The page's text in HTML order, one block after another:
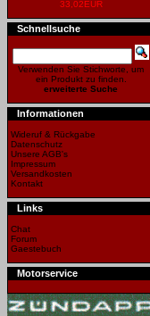
33,02EUR
Schnellsuche
Verwenden Sie Stichworte, um
ein Produkt zu finden.
erweiterte Suche
Informationen
Wideruf & Rückgabe
Datenschutz
Unsere AGB's
Impressum
Versandkosten
Kontakt
Links
Chat
Forum
Gaestebuch
Motorservice